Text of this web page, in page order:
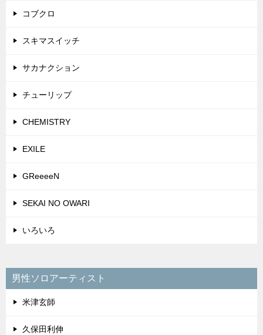
コブクロ
スキマスイッチ
サカナクション
チューリップ
CHEMISTRY
EXILE
GReeeeN
SEKAI NO OWARI
いろいろ
男性ソロアーティスト
米津玄師
久保田利伸